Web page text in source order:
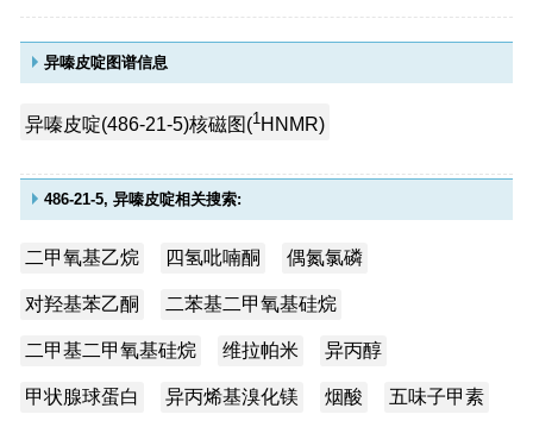
异嗪皮啶图谱信息
异嗪皮啶(486-21-5)核磁图(1HNMR)
486-21-5, 异嗪皮啶相关搜索:
二甲氧基乙烷 四氢吡喃酮 偶氮氯磷
对羟基苯乙酮 二苯基二甲氧基硅烷
二甲基二甲氧基硅烷 维拉帕米 异丙醇
甲状腺球蛋白 异丙烯基溴化镁 烟酸 五味子甲素